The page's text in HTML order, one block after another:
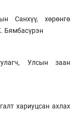
Санхүү, хөрөнгө
Бямбасүрэн
Улсын заан
хариуцсан ахлах